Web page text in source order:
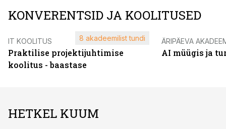
KONVERENTSID JA KOOLITUSED
IT KOOLITUS
Praktilise projektijuhtimise
koolitus - baastase
8 akadeemilist tundi ÄRIPÄEVA
AI müügis ja
HETKEL KUUM